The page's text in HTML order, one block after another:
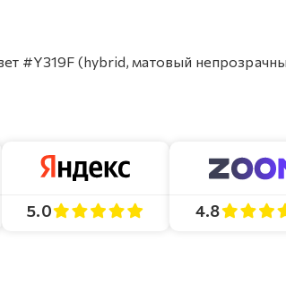
#Y319F (hybrid, матовый
5.0 4.8